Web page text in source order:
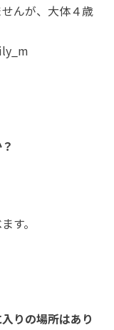
んが、大体４歳
す。
りの場所はあり